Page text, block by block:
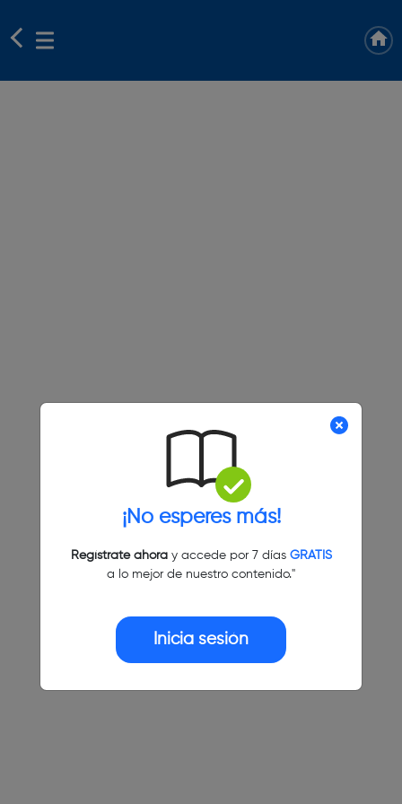
¡No esperes más!
Regístrate ahoray accede por 7 días GRATIS
a lo mejor de nuestro contenido."
Inicia sesión